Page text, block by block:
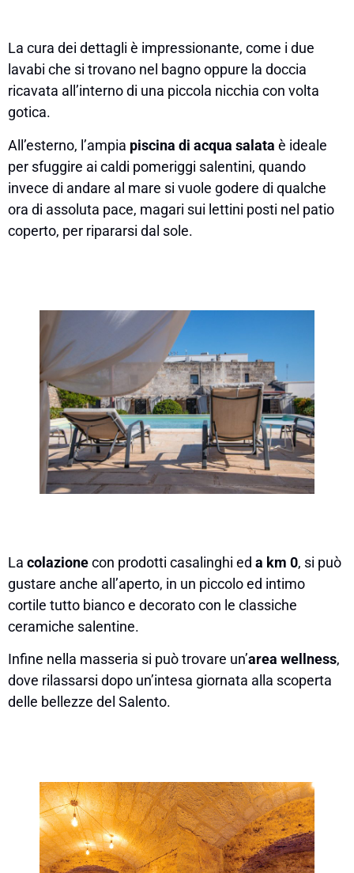
La cura dei dettagli è impressionante, come i due
lavabi che si trovano nel bagno oppure la doccia
ricavata all’interno di una piccola nicchia con volta
gotica.
All’esterno, l’ampia piscina di acqua salata è ideale
per sfuggire ai caldi pomeriggi salentini, quando
invece di andare al mare si vuole godere di qualche
ora di assoluta pace, magari sui lettini posti nel patio
coperto, per ripararsi dal sole.
La colazionecon prodotti casalinghi ed a km 0, si può
gustare anche all’aperto, in un piccolo ed intimo
cortile tutto bianco e decorato con le classiche
ceramiche salentine.
Infine nella masseria si può trovare un’area wellness,
dove rilassarsi dopo un’intesa giornata alla scoperta
delle bellezze del Salento.